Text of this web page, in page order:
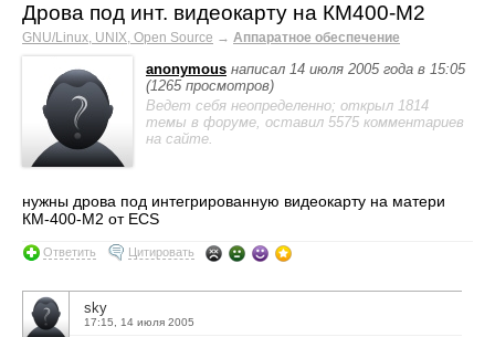
Дрова под инт. видеокарту на КМ400-М2
GNU/Linux, UNIX, Open Source → Аппаратное обеспечение
anonymous написал 14 июля 2005 года в 15:05
(1265 просмотров)
Ведет себя неопределенно; открыл 1814
темы в форуме, оставил 5575 комментариев
на сайте.
нужны дрова под интегрированную видеокарту на матери
КМ-400-М2 от ECS
Ответить Цитировать
sky
17:15, 14 июля 2005